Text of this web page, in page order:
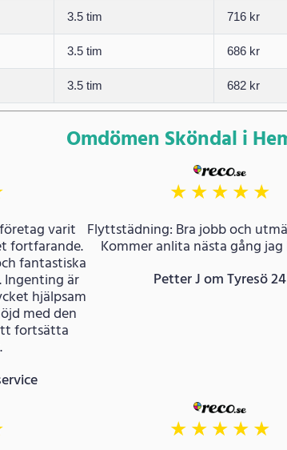
3.5 tim 716 kr
3.5 tim 686 kr
3.5 tim 682 kr
Omdömen Sköndal i
varit
fortfarande.
fantastiska
Ingenting är
hjälpsam
med den
fortsätta
★★★★★
Flyttstädning: Bra jobb och
Kommer anlita nästa gång
Petter J om Tyresö 24
★★★★★